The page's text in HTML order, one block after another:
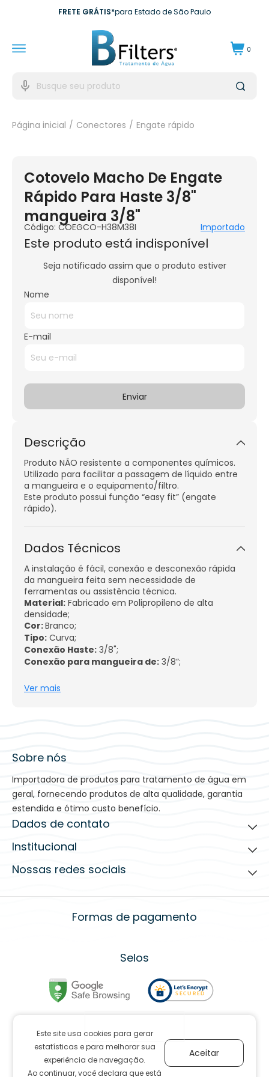
FRETE GRÁTIS*para Estado de São Paulo
10X SEM JUROS*
10% DE CASHBACKPara próxima compra
EXCLUSIVO EMPRESAS*
0
Página inicial Conectores Engate rápido
Cotovelo Macho De Engate
Rápido Para Haste 3/8"
mangueira 3/8"
Código: COEGCO-H38M38I Importado
Este produto está indisponível
Seja notificado assim que o produto estiver
disponível!
Nome
E-mail
Descrição
Produto NÃO resistente a componentes químicos.
Utilizado para facilitar a passagem de líquido entre
a mangueira e o equipamento/filtro.
Este produto possui função “easy fit” (engate
rápido).
Dados Técnicos
A instalação é fácil, conexão e desconexão rápida
da mangueira feita sem necessidade de
ferramentas ou assistência técnica.
Material: Fabricado em Polipropileno de alta
densidade;
Cor:Branco;
Tipo: Curva;
Conexão Haste: 3/8";
Conexão para mangueira de: 3/8”;
Pressão máxima suportada:
Ver mais
Sobre nós
Importadora de produtos para tratamento de água em
geral, fornecendo produtos de alta qualidade, garantia
estendida e ótimo custo benefício.
Dados de contato
(19) 3935-2203
Horário de atendimento
Institucional
Ajuda para comprar
Programa de Afiliados
Condições de Entrega
Segurança dos seus dados
Trocas e Devoluções
Nossas redes sociais
Formas de pagamento
Selos
Todos os direitos reservados
Este site usa cookies para gerar
estatísticas e para melhorar sua
experiência de navegação.
Ao continuar, você declara que está
Aceitar